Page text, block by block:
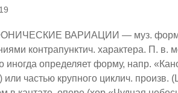
ВАРИАЦИИ — муз. форма,
контрапунктич. характера. П. в.
иногда определяет форму, напр.
частью крупного циклич. произв.